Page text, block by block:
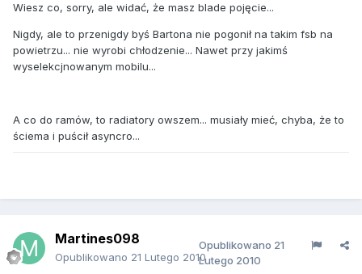
Wiesz co, sorry, ale widać, że masz blade pojęcie...
Nigdy, ale to przenigdy byś Bartona nie pogonił na takim fsb na
powietrzu... nie wyrobi chłodzenie... Nawet przy jakimś
wyselekcjnowanym mobilu...
A co do ramów, to radiatory owszem... musiały mieć, chyba, że to
ściema i puścił asyncro...
Martines098
Opublikowano 21 Lutego 2010
Opublikowano 21
Lutego 2010